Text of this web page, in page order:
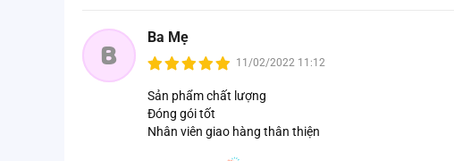
B
Ba Mẹ
11/02/2022 11:12
Sản phẩm chất lượng
Đóng gói tốt
Nhân viên giao hàng thân thiện